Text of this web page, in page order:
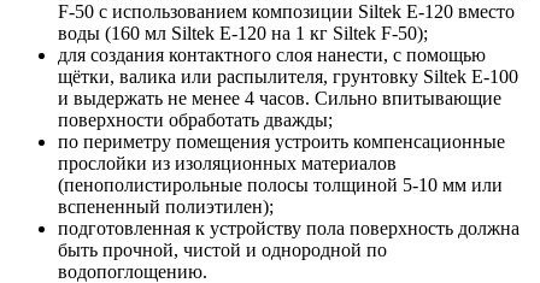
F-50 с использованием композиции Siltek Е-120 вместо
воды (160 мл Siltek Е-120 на 1 кг Siltek F-50);
для создания контактного слоя нанести, с помощью
щётки, валика или распылителя, грунтовку Siltek Е-100
и выдержать не менее 4 часов. Сильно впитывающие
поверхности обработать дважды;
по периметру помещения устроить компенсационные
прослойки из изоляционных материалов
(пенополистирольные полосы толщиной 5-10 мм или
вспененный полиэтилен);
подготовленная к устройству пола поверхность должна
быть прочной, чистой и однородной по
водопоглощению.